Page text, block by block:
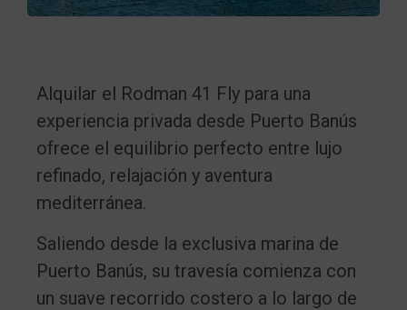
Alquilar el Rodman 41 Fly para una
experiencia privada desde Puerto Banús
ofrece el equilibrio perfecto entre lujo
refinado, relajación y aventura
mediterránea.
Saliendo desde la exclusiva marina de
Puerto Banús, su travesía comienza con
un suave recorrido costero a lo largo de